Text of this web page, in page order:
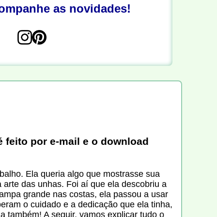
as novidades!
feito por e-mail e o download
Ela queria algo que mostrasse sua
das unhas. Foi aí que ela descobriu a
grande nas costas, ela passou a usar
o cuidado e a dedicação que ela tinha,
também! A seguir, vamos explicar tudo o